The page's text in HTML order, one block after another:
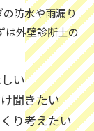
の防水や雨漏り
は外壁診断士の
い
聞きたい
り考えたい